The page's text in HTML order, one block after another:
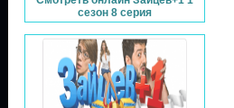
сезон 8 серия